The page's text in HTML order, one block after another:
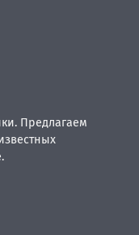
Предлагаем